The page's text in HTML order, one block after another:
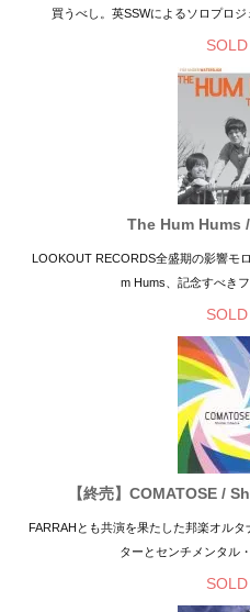
買うべし。英SSWによるソロプロ
The Hum Hums
LOOKOUT RECORDS全盛期の影響モ
m Hums、記念すべき
【終売】COMATOSE /
FARRAHとも共演を果たした邦楽オル
ターとセンチメンタル